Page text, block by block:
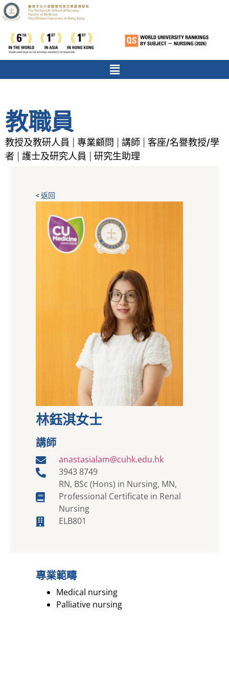
教職員
教授及教研人員 專業顧問 講師
客座/名譽教授/學
者
護士及研究人員 研究生助理
< 返回
林鈺淇女士
講師
anastasialam@cuhk.edu.hk
3943 8749
RN, BSc (Hons) in Nursing, MN,
Professional Certificate in Renal
Nursing
ELB801
專業範疇
Medical nursing
Palliative nursing